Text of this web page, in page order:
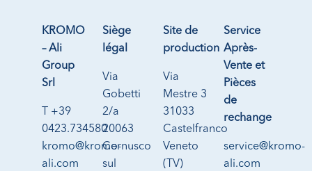
KROMO
– Ali
Group
Srl
T +39
0423.734580
kromo@kromo-
ali.com
Siège
légal
Via
Gobetti
2/a
20063
Cernusco
sul
Site de
production
Via
Mestre 3
31033
Castelfranco
Veneto
(TV)
Service
Après-
Vente et
Pièces
de
rechange
service@kromo-
ali.com